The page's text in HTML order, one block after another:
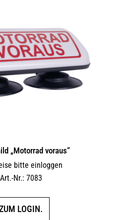
„Motorrad voraus“
bitte einloggen
Art.-Nr.: 7083
LOGIN.